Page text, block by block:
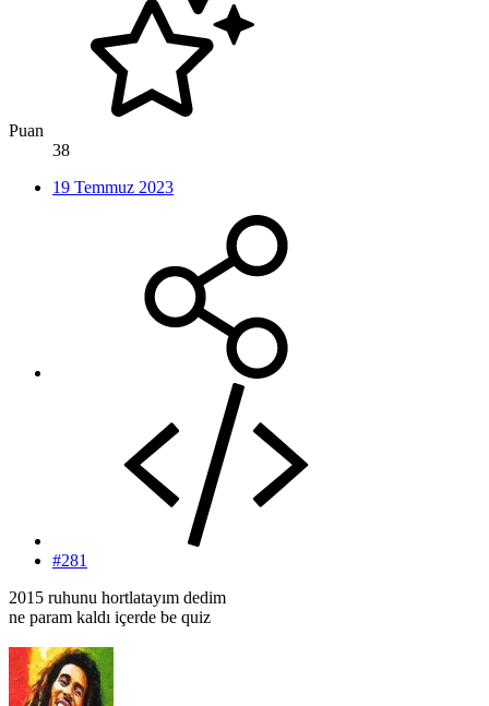
Puan
38
19 Temmuz 2023
#281
2015 ruhunu hortlatayım dedim
ne param kaldı içerde be quiz